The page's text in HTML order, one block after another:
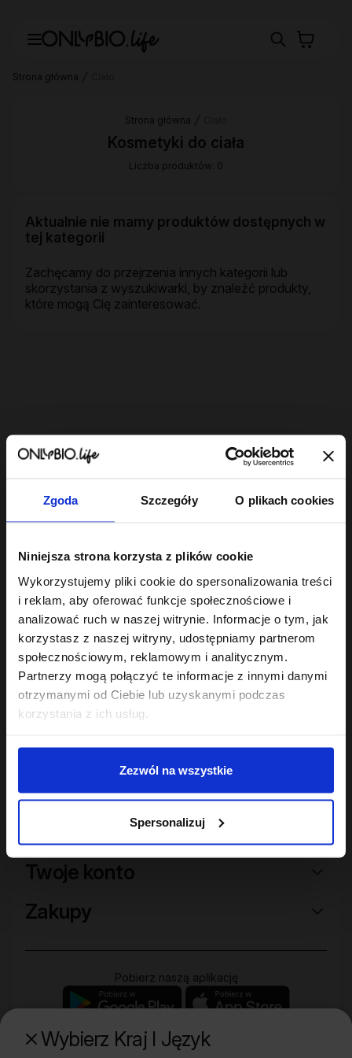
Zgoda Szczegóły O plikach cookies
Niniejsza strona korzysta z plików cookie
Wykorzystujemy pliki cookie do spersonalizowania treści
i reklam, aby oferować funkcje społecznościowe i
analizować ruch w naszej witrynie. Informacje o tym, jak
korzystasz z naszej witryny, udostępniamy partnerom
społecznościowym, reklamowym i analitycznym.
Partnerzy mogą połączyć te informacje z innymi danymi
otrzymanymi od Ciebie lub uzyskanymi podczas
korzystania z ich usług.
Zezwól na wszystkie
Spersonalizuj
Wybierz Kraj I Język
Strona główna
Strona główna
Kosmetyki do ciała
Liczba produktów: 0
Aktualnie nie mamy produktów dostępnych w
tej kategorii
Zachęcamy do przejrzenia innych kategorii lub
skorzystania z wyszukiwarki, by znaleźć produkty,
które mogą Cię zainteresować.
Bestsellery
Body In Balance By
ONLYBIO
Limited Edition
Granat i miód Żel
pod prysznic 200
ml
9,99 zł
przed obniżką:9,99 zł
OUTLET
Hair Of The Day By
ONLYBIO
Połysk Serum
silikonowe do
włosów z
drobinkami 70 ml
10,99 zł
przed obniżką:10,99 zł
OUTLET
Hair In
100ml
8
Twoje konto
Zakupy
Pobierz naszą aplikację
Poznaj naszą drugą markę